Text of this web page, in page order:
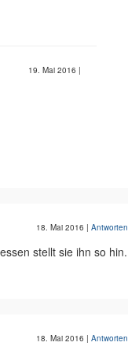
19. Mai 2016 |
18. Mai 2016 | Antworten
stellt sie ihn so hin.
18. Mai 2016 | Antworten